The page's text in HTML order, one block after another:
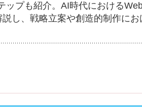
ップも紹介。AI時代における
し、戦略立案や創造的制作に